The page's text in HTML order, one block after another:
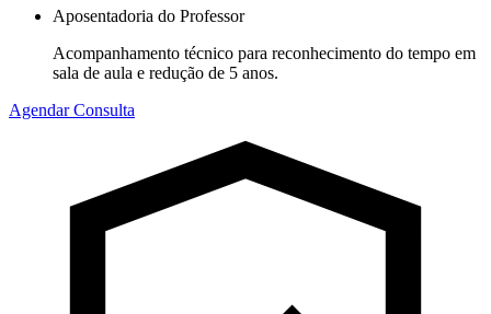
Aposentadoria do Professor
Acompanhamento técnico para reconhecimento do tempo em
sala de aula e redução de 5 anos.
Agendar Consulta